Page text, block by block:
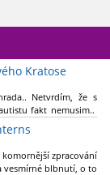
Kratose
Netvrdím, že s
fakt nemusim..
zpracování
vesmírné blbnutí, o to